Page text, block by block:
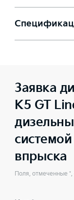
Заявка
K5 GT
впрыска
Поля, отмеченные *,